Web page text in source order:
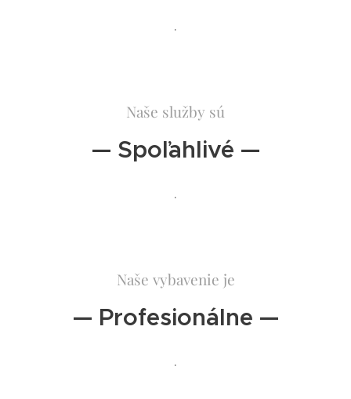
.
Naše služby sú
— Spoľahlivé —
.
Naše vybavenie je
— Profesionálne —
.